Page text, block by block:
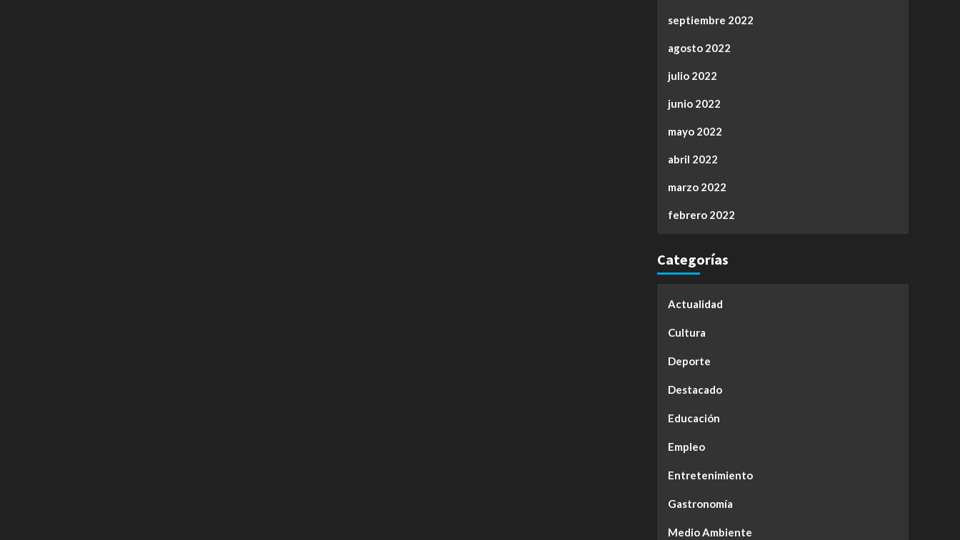
septiembre 2022
agosto 2022
julio 2022
junio 2022
mayo 2022
abril 2022
marzo 2022
febrero 2022
Categorías
Actualidad
Cultura
Deporte
Destacado
Educación
Empleo
Entretenimiento
Gastronomía
Medio Ambiente